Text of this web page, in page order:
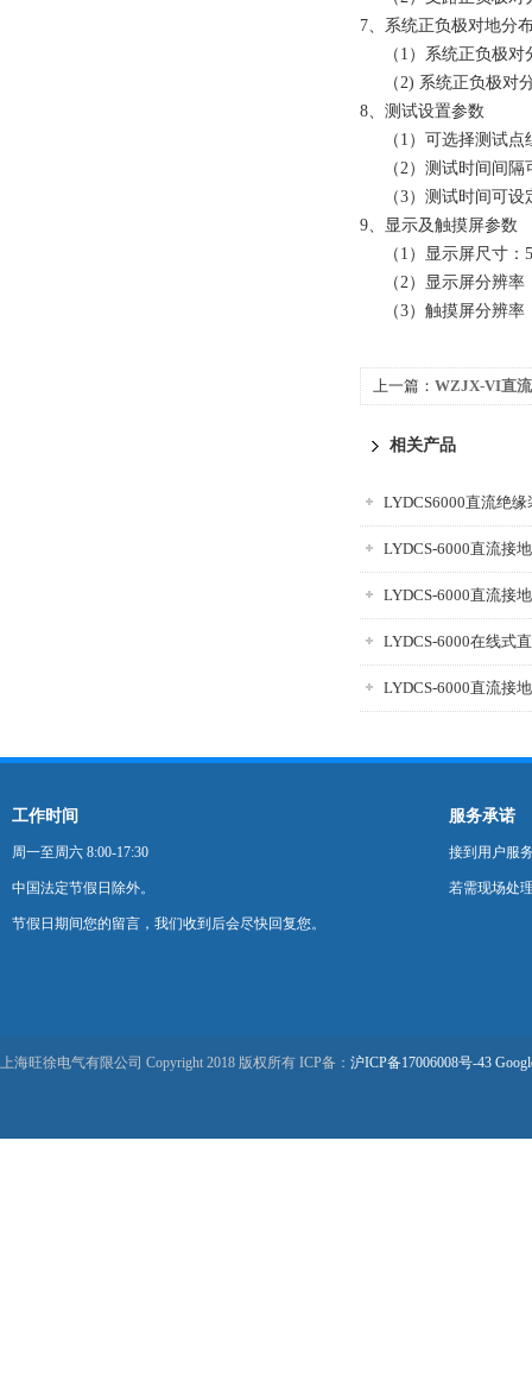
7、系统正负极对地分
（1）系统正负极对
（2) 系统正负极对
8、测试设置参数
（1）可选择测试点
（2）测试时间间隔
（3）测试时间可设
9、显示及触摸屏参数
（1）显示屏尺寸：
（2）显示屏分辨率
（3）触摸屏分辨率
上一篇： WZJX-VI直
相关产品
LYDCS6000直流绝
LYDCS-6000直流接
LYDCS-6000直流接
工作时间
周一至周六 8:00-17:30
中国法定节假日除外。
节假日期间您的留言，我们收到后会尽快回复您。
服务承诺
接到用户服
若需现场处
上海旺徐电气有限公司 Copyright 2018 版权所有 ICP备： 沪ICP备17006008号-43